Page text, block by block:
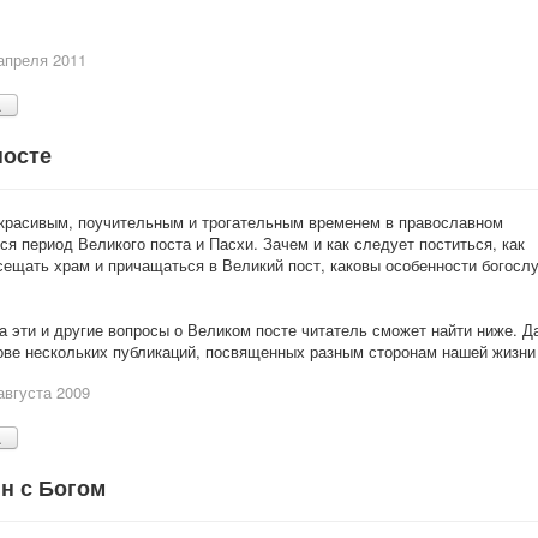
2011
поучительным и трогательным временем в православном
период Великого поста и Пасхи. Зачем и как следует поститься, как
храм и причащаться в Великий пост, каковы особенности
эти и другие вопросы о Великом посте читатель сможет найти ниже.
нескольких публикаций, посвященных разным сторонам нашей
2009
с Богом